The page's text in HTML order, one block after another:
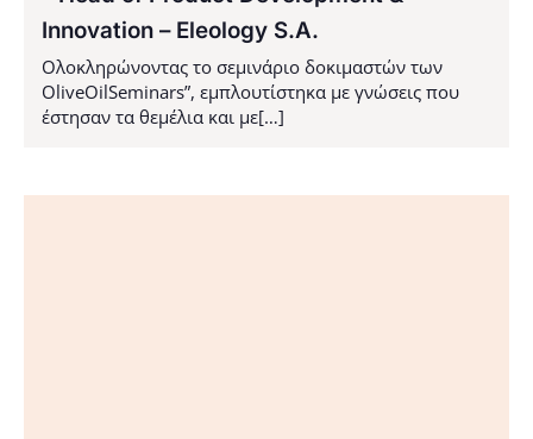
Innovation – Eleology S.A.
Ολοκληρώνοντας το σεμινάριο δοκιμαστών των
OliveOilSeminars”, εμπλουτίστηκα με γνώσεις που
έστησαν τα θεμέλια και με[…]